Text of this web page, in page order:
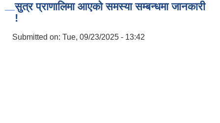
सुत्र प्राणालिमा आएको समस्या सम्बन्धमा जानकारी
!
Submitted on: Tue, 09/23/2025 - 13:42